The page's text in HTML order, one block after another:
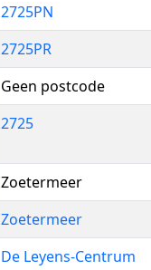
2725PN
2725PR
Geen postcode
2725
Zoetermeer
Zoetermeer
De Leyens-Centrum